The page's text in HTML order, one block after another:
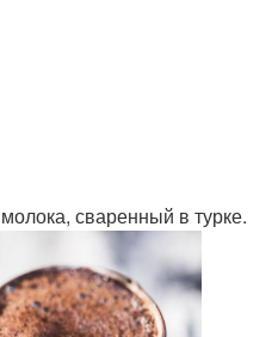
сваренный в турке.